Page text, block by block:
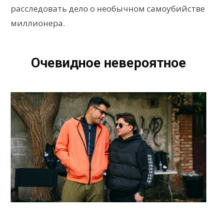
расследовать дело о необычном самоубийстве
миллионера.
Очевидное невероятное